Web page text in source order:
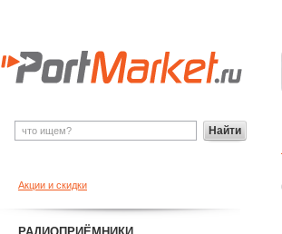
Акции и скидки
Найти